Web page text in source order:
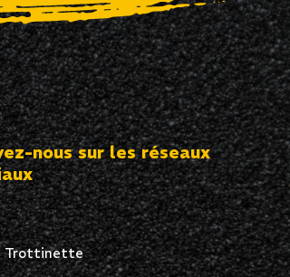
nous sur les réseaux
Trottinette